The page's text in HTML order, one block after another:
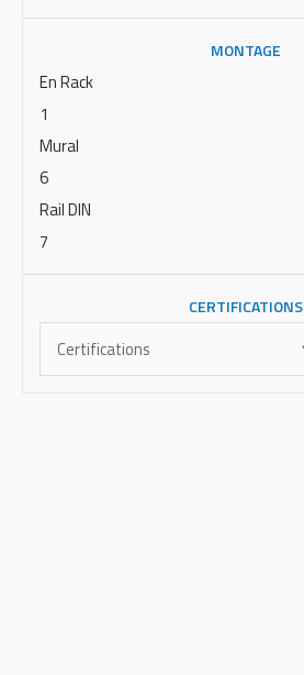
MONTAGE
En Rack
1
Mural
6
Rail DIN
7
CERTIFICATIONS